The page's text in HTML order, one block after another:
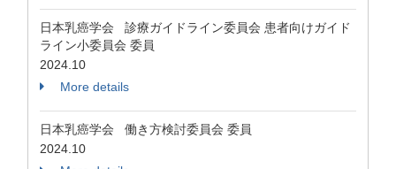
日本乳癌学会 診療ガイドライン委員会 患者向けガイド
ライン小委員会 委員
2024.10
More details
日本乳癌学会 働き方検討委員会 委員
2024.10